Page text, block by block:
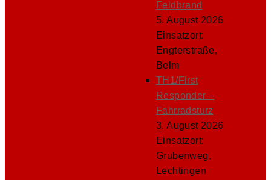
Feldbrand
5. August 2026
Einsatzort:
Engterstraße,
Belm
TH1/First
Responder –
Fahrradsturz
3. August 2026
Einsatzort:
Grubenweg,
Lechtingen